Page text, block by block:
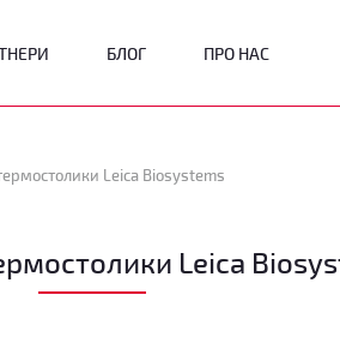
БЛОГ ПРО НАС
Leica Biosystems
Leica